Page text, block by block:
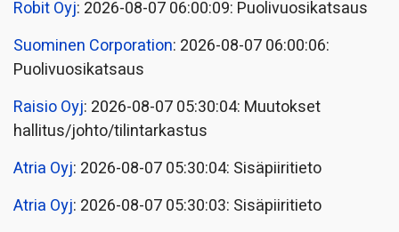
Robit Oyj: 2026-08-07 06:00:09: Puolivuosikatsaus
Suominen Corporation: 2026-08-07 06:00:06:
Puolivuosikatsaus
Raisio Oyj: 2026-08-07 05:30:04: Muutokset
hallitus/johto/tilintarkastus
Atria Oyj: 2026-08-07 05:30:04: Sisäpiiritieto
Atria Oyj: 2026-08-07 05:30:03: Sisäpiiritieto